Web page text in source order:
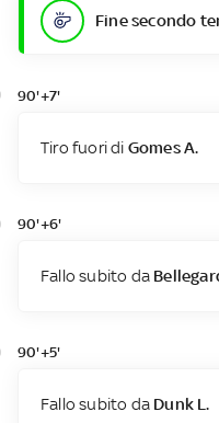
Fine secondo
90'+7'
Tiro fuori di Gomes A.
90'+6'
Fallo subito da
90'+5'
Fallo subito da Dunk L.